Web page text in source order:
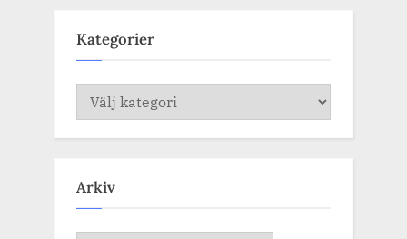
Kategorier
Kategorier
Arkiv